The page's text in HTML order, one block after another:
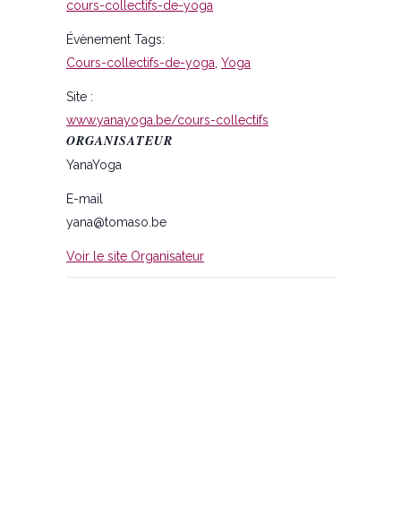
cours-collectifs-de-yoga
Évènement Tags:
Cours-collectifs-de-yoga, Yoga
Site :
www.yanayoga.be/cours-collectifs
ORGANISATEUR
YanaYoga
E-mail
yana@tomaso.be
Voir le site Organisateur